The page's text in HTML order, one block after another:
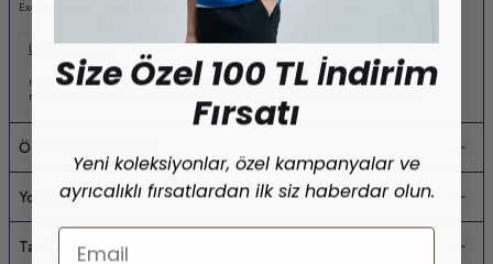
Exotic Modern Grafik T- Shirt %95 Pamuk%5 Elastan Erkek Örme Tisört
Ürün Etiketleri
merter toptan tişört yazlık erkek tişört , pamuklu erkek tişört ,toptan erkek tişört ,
merter toptan erkek giyim
Ödeme Seçenekleri
Yorumlar
Tavsiye Et
Size Özel 100 TL İndirim
Fırsatı
Yeni koleksiyonlar, özel kampanyalar ve
ayrıcalıklı fırsatlardan ilk siz haberdar olun.
Email